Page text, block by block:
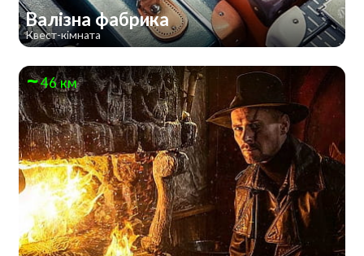
Валізна фабрика
Квест-кімната
46 км